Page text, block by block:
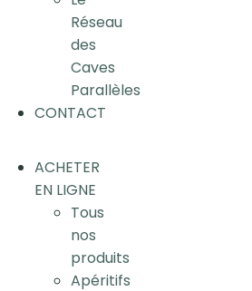
Réseau
des
Caves
Parallèles
CONTACT
ACHETER
EN LIGNE
Tous
nos
produits
Apéritifs